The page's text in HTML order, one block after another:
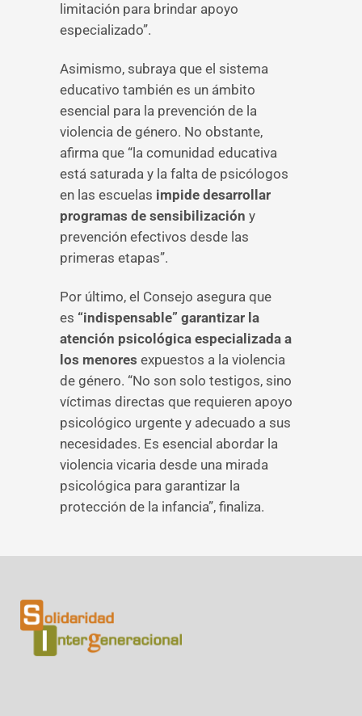
limitación para brindar apoyo
especializado”.
Asimismo, subraya que el sistema
educativo también es un ámbito
esencial para la prevención de la
violencia de género. No obstante,
afirma que “la comunidad educativa
está saturada y la falta de psicólogos
en las escuelas impide desarrollar
programas de sensibilización y
prevención efectivos desde las
primeras etapas”.
Por último, el Consejo asegura que
es “indispensable” garantizar la
atención psicológica especializada a
los menores expuestos a la violencia
de género. “No son solo testigos, sino
víctimas directas que requieren apoyo
psicológico urgente y adecuado a sus
necesidades. Es esencial abordar la
violencia vicaria desde una mirada
psicológica para garantizar la
protección de la infancia”, finaliza.